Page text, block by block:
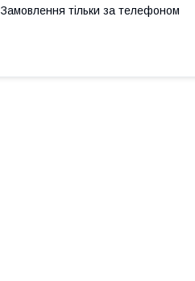
Замовлення тільки за телефоном